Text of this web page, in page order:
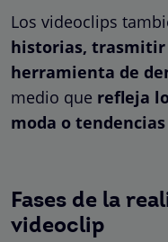
Los videoclips
historias, trasmitir
herramienta de
medio que refleja
moda o
Fases de la
videoclip